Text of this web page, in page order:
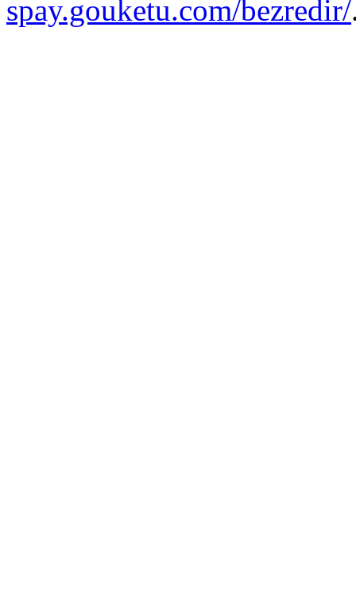
spay.gouketu.com/bezredir/